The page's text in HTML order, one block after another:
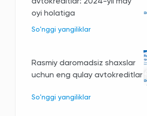
oyi holatiga
So'nggi yangiliklar
Rasmiy daromadsiz shaxslar
uchun eng qulay avtokreditlar
So'nggi yangiliklar